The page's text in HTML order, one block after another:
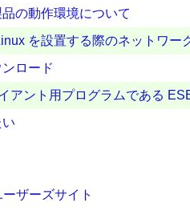
の動作環境について
を設置する際のネットワー
ロード
アント用プログラムである